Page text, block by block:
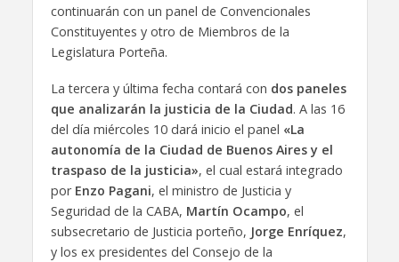
continuarán con un panel de Convencionales
Constituyentes y otro de Miembros de la
Legislatura Porteña.
La tercera y última fecha contará con dos paneles
que analizarán la justicia de la Ciudad. A las 16
del día miércoles 10 dará inicio el panel «La
autonomía de la Ciudad de Buenos Aires y el
traspaso de la justicia», el cual estará integrado
por Enzo Pagani, el ministro de Justicia y
Seguridad de la CABA, Martín Ocampo, el
subsecretario de Justicia porteño, Jorge Enríquez,
y los ex presidentes del Consejo de la